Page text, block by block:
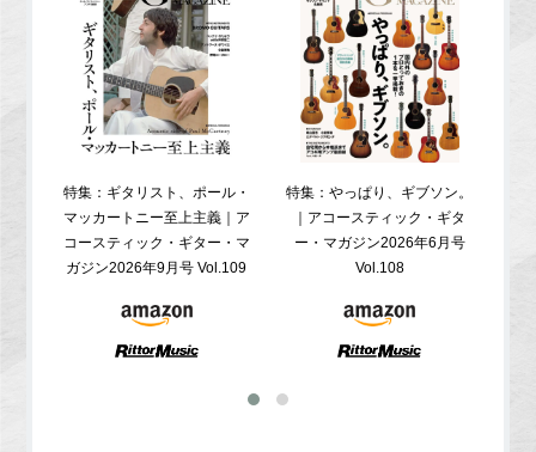
特集：ギタリスト、ポール・
マッカートニー至上主義｜ア
コースティック・ギター・マ
ガジン2026年9月号 Vol.109
特集：やっぱり、ギブソン。
｜アコースティック・ギタ
ー・マガジン2026年6月号
Vol.108